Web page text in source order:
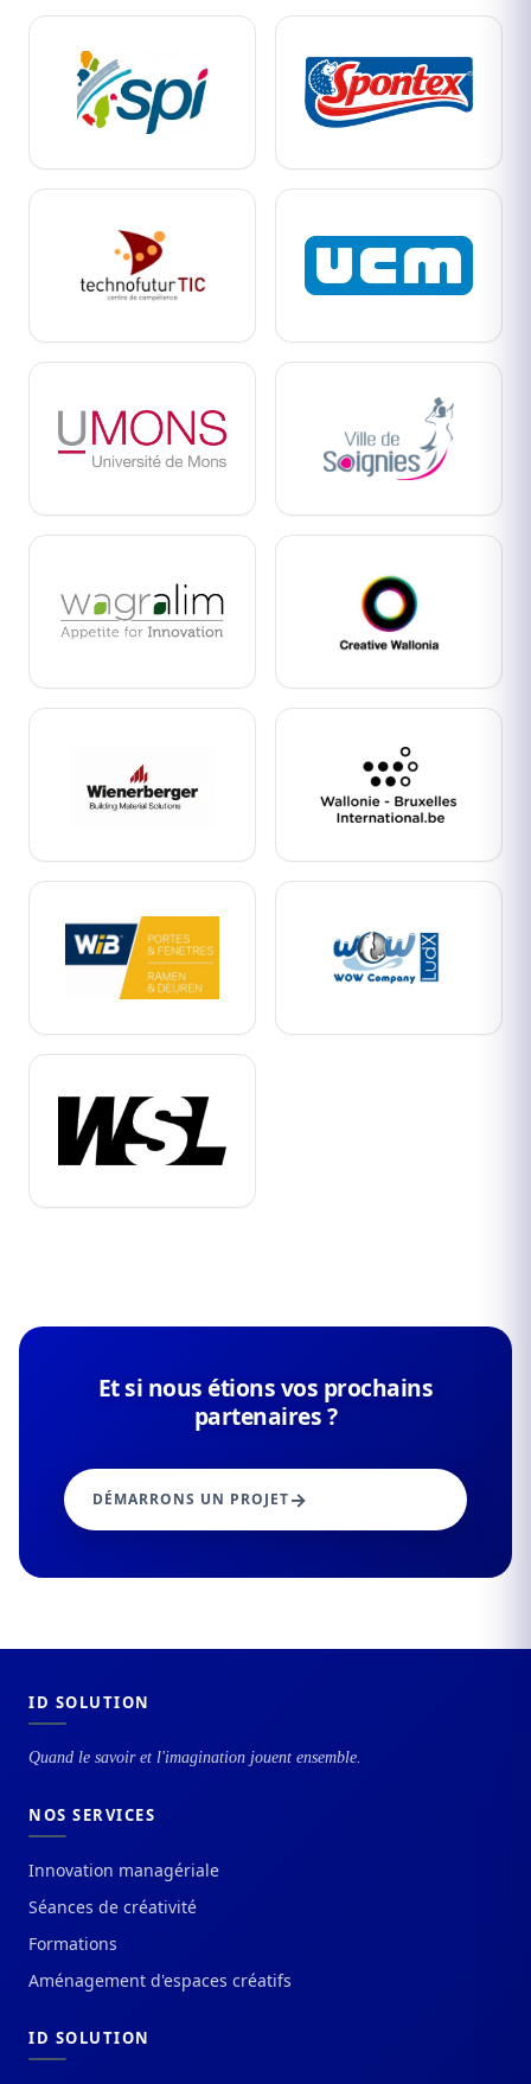
Et si nous étions vos prochains
partenaires ?
DÉMARRONS UN PROJET
ID SOLUTION
Quand le savoir et l'imagination jouent ensemble.
NOS SERVICES
Innovation managériale
Séances de créativité
Formations
Aménagement d'espaces créatifs
ID SOLUTION